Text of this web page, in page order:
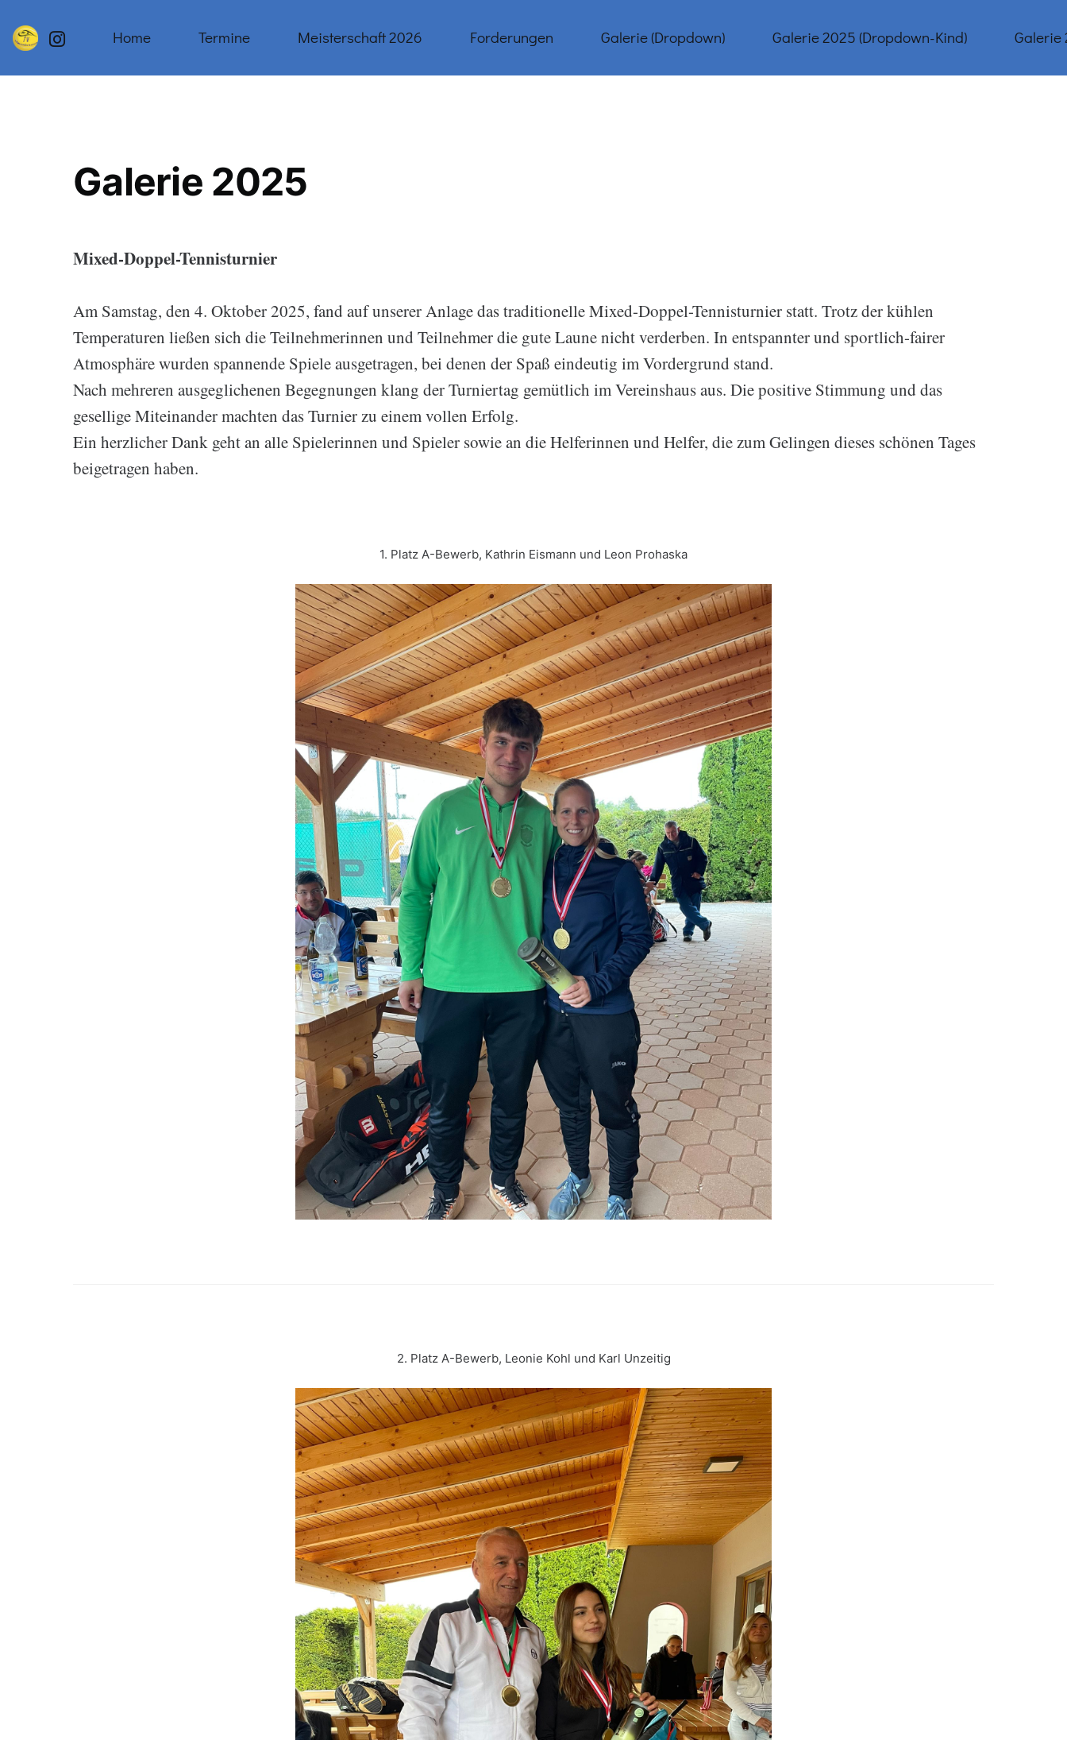
Home Termine Meisterschaft 2026 Forderungen Galerie (Dropdown) Galerie 2025 (Dropdown-Kind) Galerie
Galerie 2025
Mixed-Doppel-Tennisturnier
Am Samstag, den 4. Oktober 2025, fand auf unserer Anlage das traditionelle Mixed-Doppel-Tennisturnier statt. Trotz der kühlen
Temperaturen ließen sich die Teilnehmerinnen und Teilnehmer die gute Laune nicht verderben. In entspannter und sportlich-fairer
Atmosphäre wurden spannende Spiele ausgetragen, bei denen der Spaß eindeutig im Vordergrund stand.
Nach mehreren ausgeglichenen Begegnungen klang der Turniertag gemütlich im Vereinshaus aus. Die positive Stimmung und das
gesellige Miteinander machten das Turnier zu einem vollen Erfolg.
Ein herzlicher Dank geht an alle Spielerinnen und Spieler sowie an die Helferinnen und Helfer, die zum Gelingen dieses schönen Tages
beigetragen haben.
1. Platz A-Bewerb, Kathrin Eismann und Leon Prohaska
2. Platz A-Bewerb, Leonie Kohl und Karl Unzeitig